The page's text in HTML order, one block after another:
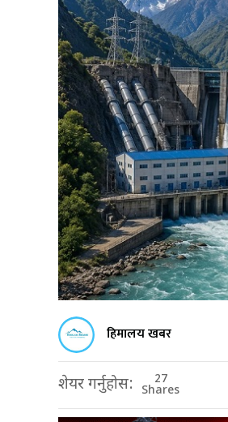
हिमालय खबर
शेयर गर्नुहोस: 27
Shares